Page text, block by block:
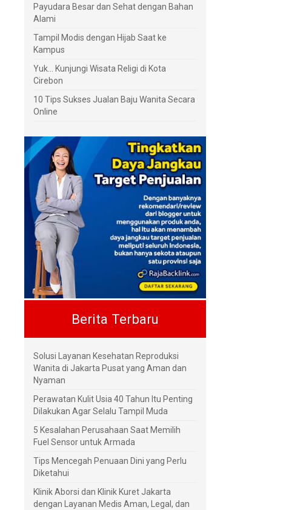
Payudara Besar dan Sehat dengan Bahan
Alami
Tampil Modis dengan Hijab Saat ke
Kampus
Yuk... Kunjungi Wisata Religi di Kota
Cirebon
10 Tips Sukses Jualan Baju Wanita Secara
Online
Berita Terbaru
Solusi Layanan Kesehatan Reproduksi
Wanita di Jakarta Pusat yang Aman dan
Nyaman
Perawatan Kulit Usia 40 Tahun Itu Penting
Dilakukan Agar Selalu Tampil Muda
5 Kesalahan Perusahaan Saat Memilih
Fuel Sensor untuk Armada
Tips Mencegah Penuaan Dini yang Perlu
Diketahui
Klinik Aborsi dan Klinik Kuret Jakarta
dengan Layanan Medis Aman, Legal, dan